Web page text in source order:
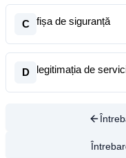
C fișa de siguranță
D legitimația de